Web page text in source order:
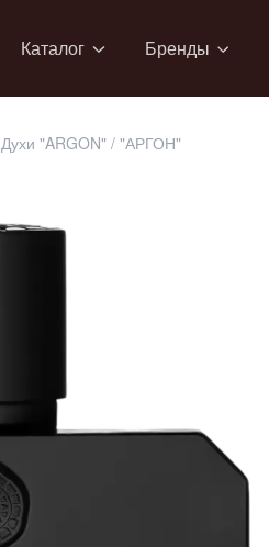
Каталог Бренды
Духи "ARGON" / "АРГОН"